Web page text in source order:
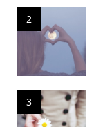
2
3